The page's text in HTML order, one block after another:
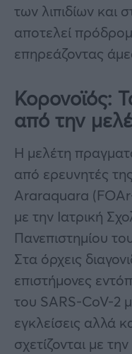
των λιπιδίων και
αποτελεί
επηρεάζοντας
Κορονοϊός:
από την
Η μελέτη
από ερευνητές
Araraquara
με την Ιατρική
Πανεπιστημίου
Στα όρχεις
επιστήμονες
του SARS-CoV-2
εγκλείσεις αλλά
σχετίζονται με